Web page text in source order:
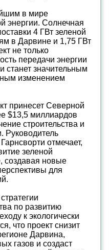
в мире
энергии. Солнечная
4 ГВт зеленой
в Дарвине и 1,75 ГВт
не только
передачи энергии
станет значительным
изменением
принесет Северной
$13,5 миллиардов
строительства и
Руководитель
отмечает,
зеленой
создавая новые
для
по развитию
к экологически
что проект снизит
Дарвина,
газов и создаст